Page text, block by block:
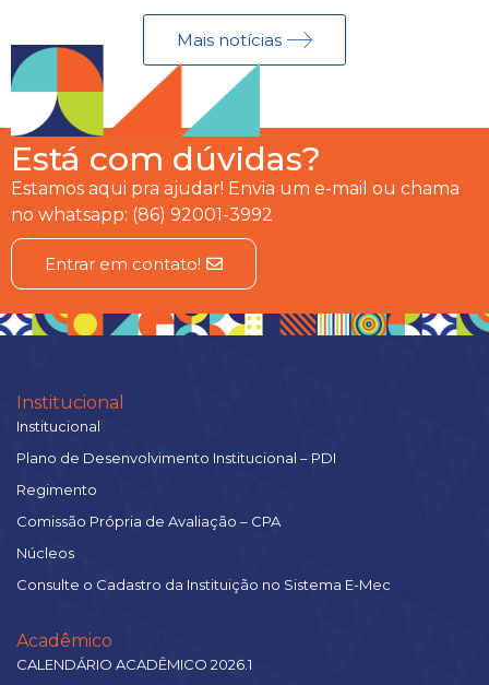
Mais notícias
Está com dúvidas?
Estamos aqui pra ajudar! Envia um e-mail ou chama
no whatsapp: (86) 92001-3992
Entrar em contato!
Institucional
Institucional
Plano de Desenvolvimento Institucional – PDI
Regimento
Comissão Própria de Avaliação – CPA
Núcleos
Consulte o Cadastro da Instituição no Sistema E-Mec
Acadêmico
CALENDÁRIO ACADÊMICO 2026.1